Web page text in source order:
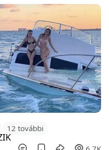
12 további